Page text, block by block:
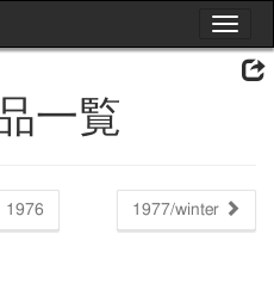
Toggle
一覧
1976 1977/winter